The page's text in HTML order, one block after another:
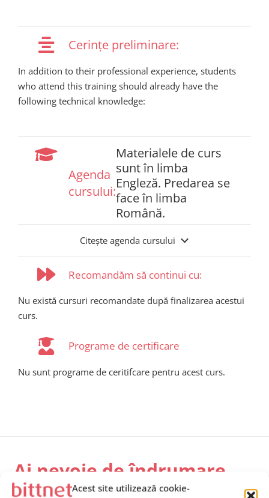
Acest site utilizează cookie-
Cerințe preliminare:
In addition to their professional experience, students
who attend this training should already have the
following technical knowledge:
Agenda
cursului:
Materialele de curs
sunt în limba
Engleză. Predarea se
face în limba
Română.
Citește agenda cursului
Recomandăm să continui cu:
Nu există cursuri recomandate după finalizarea acestui
curs.
Programe de certificare
Nu sunt programe de ceritifcare pentru acest curs.
Ai nevoie de îndrumare
pentru alegerea cursurilor